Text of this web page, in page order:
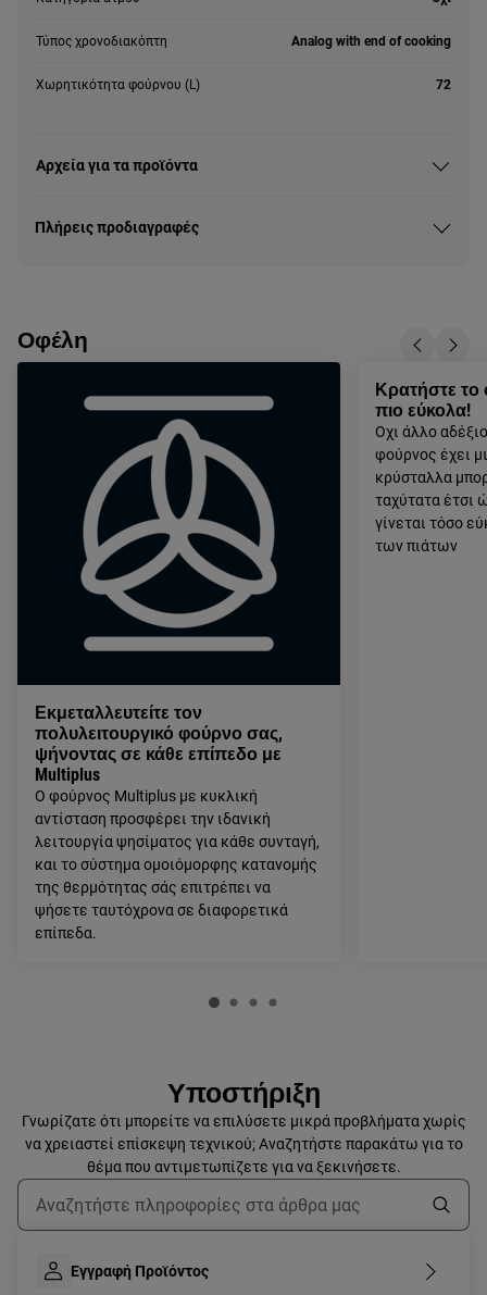
Τύπος χρονοδιακόπτη Analog with end of cooking
Χωρητικότητα φούρνου (L) 72
Αρχεία για τα προϊόντα
Πλήρεις προδιαγραφές
Οφέλη
Εκμεταλλευτείτε τον
πολυλειτουργικό φούρνο σας,
ψήνοντας σε κάθε επίπεδο με
Multiplus
Ο φούρνος Multiplus με κυκλική
αντίσταση προσφέρει την ιδανική
λειτουργία ψησίματος για κάθε συνταγή,
και το σύστημα ομοιόμορφης κατανομής
της θερμότητας σάς επιτρέπει να
ψήσετε ταυτόχρονα σε διαφορετικά
επίπεδα.
Κρατήστε
πιο εύκολα!
Οχι άλλο
φούρνος έχει
κρύσταλλα
ταχύτατα έτσι
γίνεται τόσο
των πιάτων
Υποστήριξη
Γνωρίζατε ότι μπορείτε να επιλύσετε μικρά προβλήματα χωρίς
να χρειαστεί επίσκεψη τεχνικού; Αναζητήστε παρακάτω για το
θέμα που αντιμετωπίζετε για να ξεκινήσετε.
Τύπος για αναζήτηση άρθρων υποστήριξης
Εγγραφή Προϊόντος